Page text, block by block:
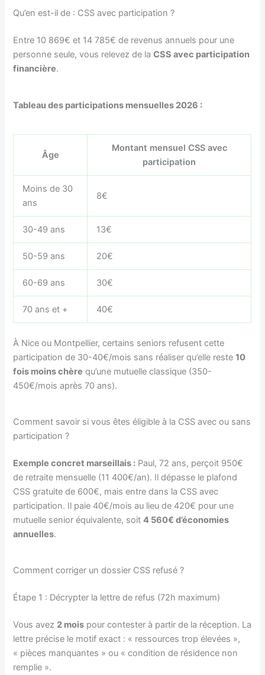
Qu’en est-il de : CSS avec participation ?
Entre 10 869€ et 14 785€ de revenus annuels pour une
personne seule, vous relevez de laCSS avec participation
financière.
Tableau des participations mensuelles 2026 :
Âge
Montant mensuel CSS avec
participation
Moins de 30
ans
8€
30-49 ans 13€
50-59 ans 20€
60-69 ans 30€
70 ans et + 40€
À Nice ou Montpellier, certains seniors refusent cette
participation de 30-40€/mois sans réaliser qu’elle reste10
fois moins chère qu’une mutuelle classique (350-
450€/mois après 70 ans).
Comment savoir si vous êtes éligible à la CSS avec ou sans
participation ?
Exemple concret marseillais : Paul, 72 ans, perçoit 950€
de retraite mensuelle (11 400€/an). Il dépasse le plafond
CSS gratuite de 600€, mais entre dans la CSS avec
participation. Il paie 40€/mois au lieu de 420€ pour une
mutuelle senior équivalente, soit4 560€ d’économies
annuelles.
Comment corriger un dossier CSS refusé ?
Étape 1 : Décrypter la lettre de refus (72h maximum)
Vous avez 2 mois pour contester à partir de la réception. La
lettre précise le motif exact : « ressources trop élevées »,
« pièces manquantes » ou « condition de résidence non
remplie ».